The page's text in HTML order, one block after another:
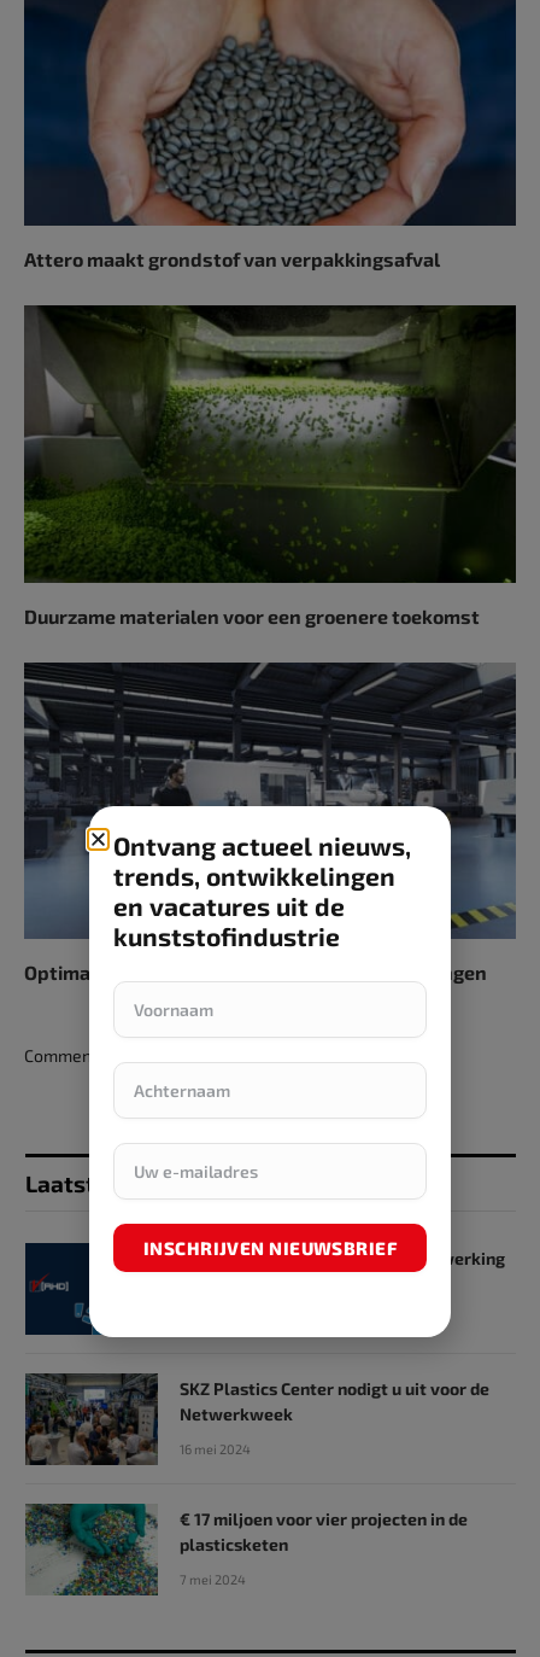
Attero maakt grondstof van verpakkingsafval
Duurzame materialen voor een groenere toekomst
Optimaliseer SMED met Stäubli’s QMC-oplossingen
Comments are closed.
Laatst toegevoegd
SKZ en RHD GmbH starten samenwerking
SKZ Plastics Center nodigt u uit voor de
Netwerkweek
16 mei 2024
€ 17 miljoen voor vier projecten in de
plasticsketen
7 mei 2024
Ontvang actueel nieuws,
trends, ontwikkelingen
en vacatures uit de
kunststofindustrie
INSCHRIJVEN NIEUWSBRIEF